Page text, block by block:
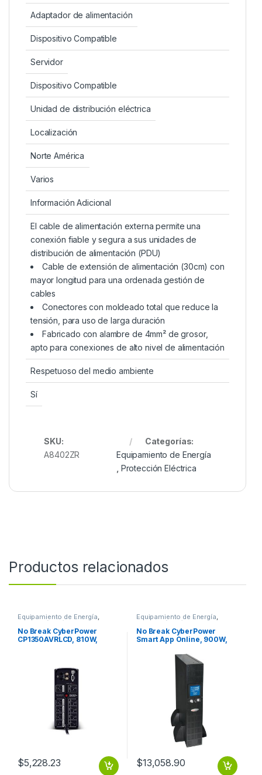
Adaptador de alimentación
Dispositivo Compatible
Servidor
Dispositivo Compatible
Unidad de distribución eléctrica
Localización
Norte América
Varios
Información Adicional
El cable de alimentación externa permite una
conexión fiable y segura a sus unidades de
distribución de alimentación (PDU)
Cable de extensión de alimentación (30cm) con
mayor longitud para una ordenada gestión de
cables
Conectores con moldeado total que reduce la
tensión, para uso de larga duración
Fabricado con alambre de 4mm² de grosor,
apto para conexiones de alto nivel de alimentación
Respetuoso del medio ambiente
Sí
SKU:
A8402ZR
Categorías:
Equipamiento de Energía
Protección Eléctrica
Productos relacionados
Equipamiento de Energía
Protección Eléctrica
No Break CyberPower
CP1350AVRLCD, 810W,
$5,228.23
Equipamiento de Energía
Protección Eléctrica
No Break CyberPower
Smart App Online, 900W,
SENOID 8CONT 120V
$13,058.90